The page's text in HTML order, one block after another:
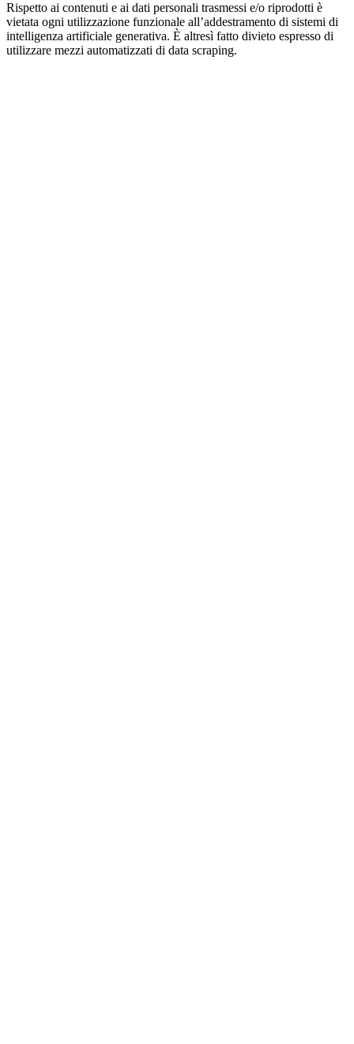
Rispetto ai contenuti e ai dati personali trasmessi e/o riprodotti è
vietata ogni utilizzazione funzionale all’addestramento di sistemi di
intelligenza artificiale generativa. È altresì fatto divieto espresso di
utilizzare mezzi automatizzati di data scraping.